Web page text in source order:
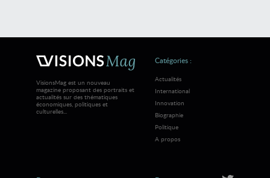
VisionsMag est un nouveau
magazine proposant des portraits et
actualités sur des thématiques
économiques, politiques et
culturelles...
Catégories :
Actualités
International
Innovation
Biographie
Politique
A propos